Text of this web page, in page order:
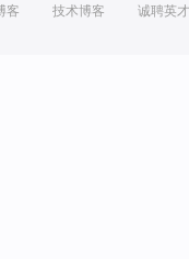
客 技术博客 诚聘英才